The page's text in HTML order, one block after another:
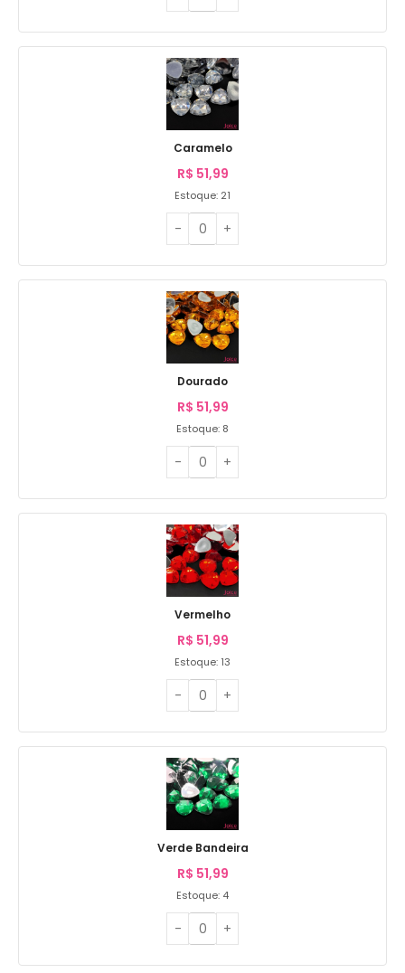
Caramelo
R$ 51,99
Estoque: 21
Dourado
R$ 51,99
Estoque: 8
Vermelho
R$ 51,99
Estoque: 13
Verde Bandeira
R$ 51,99
Estoque: 4